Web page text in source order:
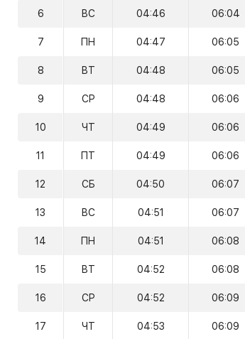
6 ВС 04:46 06:04
7 ПН 04:47 06:05
8 ВТ 04:48 06:05
9 СР 04:48 06:06
10 ЧТ 04:49 06:06
11 ПТ 04:49 06:06
12 СБ 04:50 06:07
13 ВС 04:51 06:07
14 ПН 04:51 06:08
15 ВТ 04:52 06:08
16 СР 04:52 06:09
17 ЧТ 04:53 06:09